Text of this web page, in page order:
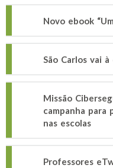
Novo ebook
São Carlos vai à
Missão
campanha para
nas escolas
Professores